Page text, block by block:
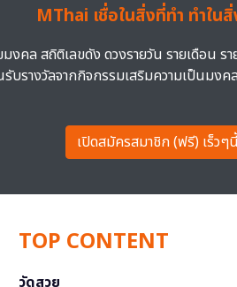
MThai เชื่อในสิ่งที่ทำ ทำใน
มงคล สถิติเลขดัง ดวงรายวัน รายเดือน ร
บรางวัลจากกิจกรรมเสริมความเป็นมงค
เปิดสมัครสมาชิก (ฟรี) เร็วๆนี้
TOP CONTENT
วัดสวย